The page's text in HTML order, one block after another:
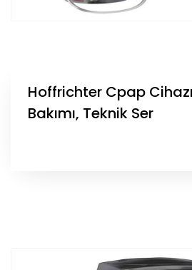
Hoffrichter Cpap
Bakımı, Teknik Ser